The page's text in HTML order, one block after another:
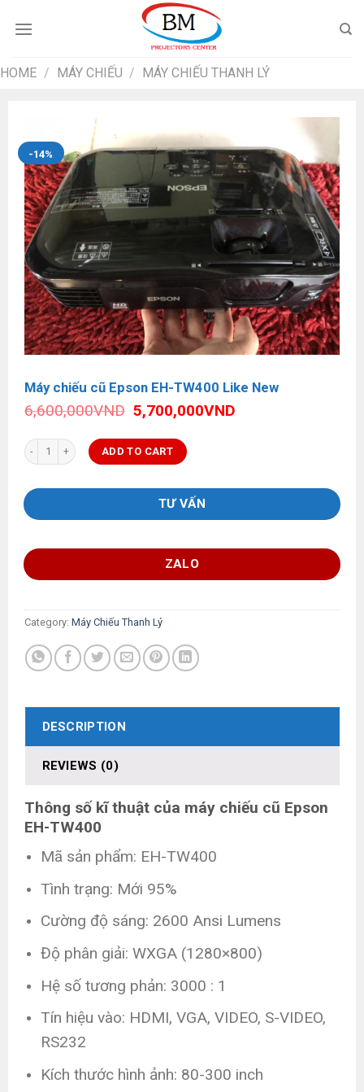
đến
dung
HOME / MÁY CHIẾU / MÁY CHIẾU THANH LÝ
-14%
Máy chiếu cũ Epson EH-TW400 Like New
6,600,000VND Original
price
was:
6,600,000VND.
5,700,000VND
Máy chiếu cũ Epson EH-TW400 Like New quantity
ADD TO CART
TƯ VẤN
ZALO
Category: Máy Chiếu Thanh Lý
DESCRIPTION
REVIEWS (0)
Thông số kĩ thuật của máy chiếu cũ Epson
EH-TW400
Mã sản phẩm: EH-TW400
Tình trạng: Mới 95%
Cường độ sáng: 2600 Ansi Lumens
Độ phân giải: WXGA (1280×800)
Hệ số tương phản: 3000 : 1
Tín hiệu vào: HDMI, VGA, VIDEO, S-VIDEO,
RS232
Kích thước hình ảnh: 80-300 inch